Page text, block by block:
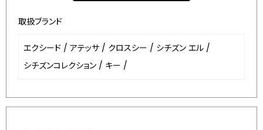
取扱ブランド
エクシード / アテッサ / クロスシー / シチズン エル /
シチズンコレクション / キー /